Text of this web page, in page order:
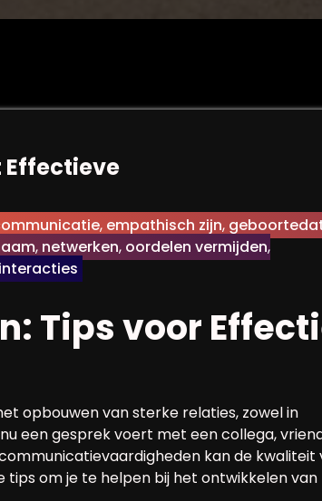
, empathisch zijn,
, netwerken, oordelen vermijden,
Tips voor
opbouwen van sterke relaties, zowel in
een gesprek voert met een collega,
kan de kwaliteit
tips om je te helpen bij het ontwikkelen